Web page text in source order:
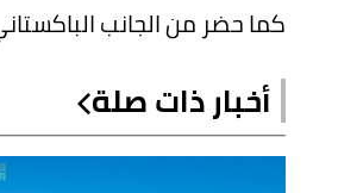
كما حضر من الجانب
أخبار ذات صلة